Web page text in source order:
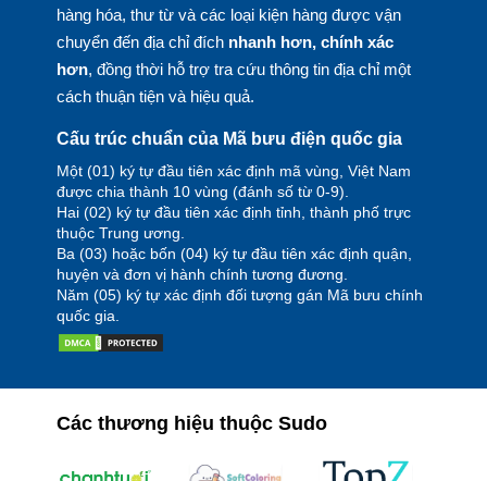
hàng hóa, thư từ và các loại kiện hàng được vận
chuyển đến địa chỉ đích nhanh hơn, chính xác
hơn, đồng thời hỗ trợ tra cứu thông tin địa chỉ một
cách thuận tiện và hiệu quả.
Cấu trúc chuẩn của Mã bưu điện quốc gia
Một (01) ký tự đầu tiên xác định mã vùng, Việt Nam
được chia thành 10 vùng (đánh số từ 0-9).
Hai (02) ký tự đầu tiên xác định tỉnh, thành phố trực
thuộc Trung ương.
Ba (03) hoặc bốn (04) ký tự đầu tiên xác định quận,
huyện và đơn vị hành chính tương đương.
Năm (05) ký tự xác định đối tượng gán Mã bưu chính
quốc gia.
Các thương hiệu thuộc Sudo